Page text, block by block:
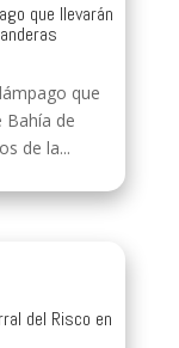
que llevarán
que
Bahía de
de la...
del Risco en